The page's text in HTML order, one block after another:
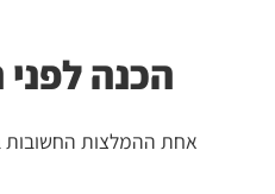
הכנה
אחת ההמלצות החשובות